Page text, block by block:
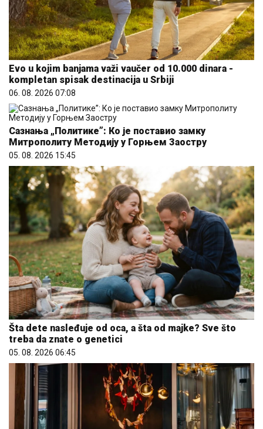
Evo u kojim banjama važi vaučer od 10.000 dinara -
kompletan spisak destinacija u Srbiji
06. 08. 2026 07:08
Сазнања „Политике”: Ко је поставио замку
Митрополиту Методију у Горњем Заостру
05. 08. 2026 15:45
Šta dete nasleđuje od oca, a šta od majke? Sve što
treba da znate o genetici
05. 08. 2026 06:45